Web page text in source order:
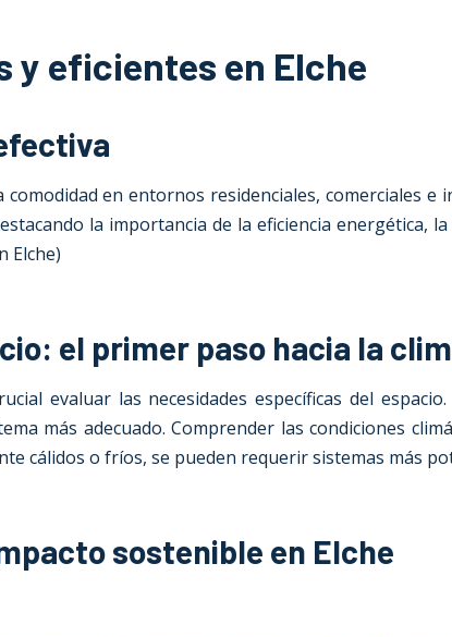
y eficientes en Elche
en entornos residenciales, comerciales
la importancia de la eficiencia energética,
Elche)
el primer paso hacia la
evaluar las necesidades específicas del
más adecuado. Comprender las condiciones
cálidos o fríos, se pueden requerir sistemas más
sostenible en Elche